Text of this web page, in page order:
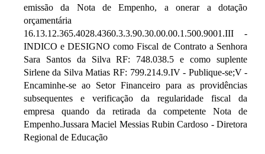
emissão da Nota de Empenho, a onerar a dotação
orçamentária
16.13.12.365.4028.4360.3.3.90.30.00.00.1.500.9001.III -
INDICO e DESIGNO como Fiscal de Contrato a Senhora
Sara Santos da Silva RF: 748.038.5 e como suplente
Sirlene da Silva Matias RF: 799.214.9.IV - Publique-se;V -
Encaminhe-se ao Setor Financeiro para as providências
subsequentes e verificação da regularidade fiscal da
empresa quando da retirada da competente Nota de
Empenho.Jussara Maciel Messias Rubin Cardoso - Diretora
Regional de Educação